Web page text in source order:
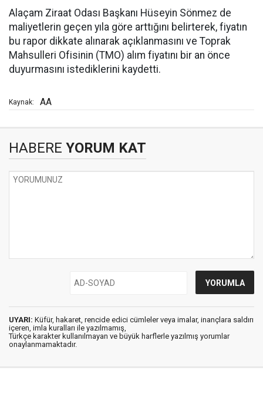
Alaçam Ziraat Odası Başkanı Hüseyin Sönmez de
maliyetlerin geçen yıla göre arttığını belirterek, fiyatın
bu rapor dikkate alınarak açıklanmasını ve Toprak
Mahsulleri Ofisinin (TMO) alım fiyatını bir an önce
duyurmasını istediklerini kaydetti.
Kaynak: AA
HABERE YORUM KAT
UYARI: Küfür, hakaret, rencide edici cümleler veya imalar, inançlara saldırı
içeren, imla kuralları ile yazılmamış,
Türkçe karakter kullanılmayan ve büyük harflerle yazılmış yorumlar
onaylanmamaktadır.